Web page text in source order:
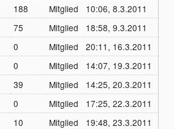
188 Mitglied
10:06, 8.3.2011
75 Mitglied
18:58, 9.3.2011
0 Mitglied
20:11, 16.3.2011
0 Mitglied
14:07, 19.3.2011
39 Mitglied
14:25, 20.3.2011
0 Mitglied
17:25, 22.3.2011
10 Mitglied
19:48, 23.3.2011